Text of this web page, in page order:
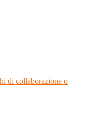
di collaborazione o